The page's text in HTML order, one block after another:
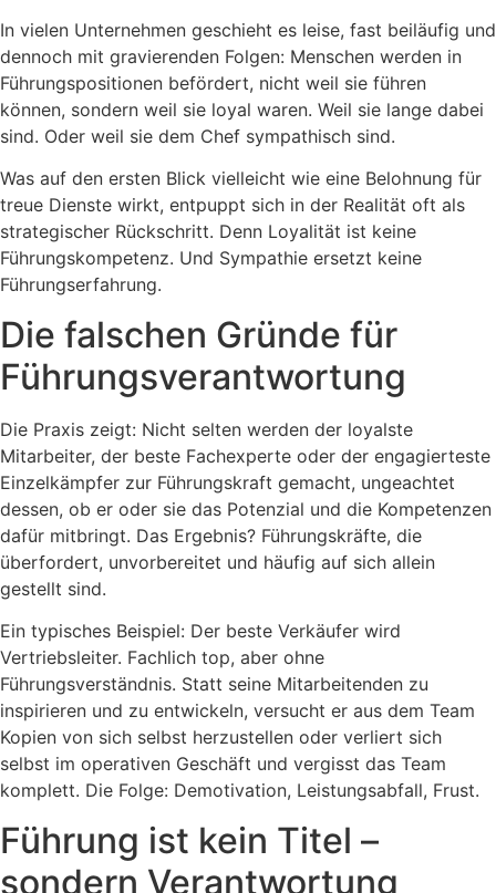
In vielen Unternehmen geschieht es leise, fast beiläufig und
dennoch mit gravierenden Folgen: Menschen werden in
Führungspositionen befördert, nicht weil sie führen
können, sondern weil sie loyal waren. Weil sie lange dabei
sind. Oder weil sie dem Chef sympathisch sind.
Was auf den ersten Blick vielleicht wie eine Belohnung für
treue Dienste wirkt, entpuppt sich in der Realität oft als
strategischer Rückschritt. Denn Loyalität ist keine
Führungskompetenz. Und Sympathie ersetzt keine
Führungserfahrung.
Die falschen Gründe für
Führungsverantwortung
Die Praxis zeigt: Nicht selten werden der loyalste
Mitarbeiter, der beste Fachexperte oder der engagierteste
Einzelkämpfer zur Führungskraft gemacht, ungeachtet
dessen, ob er oder sie das Potenzial und die Kompetenzen
dafür mitbringt. Das Ergebnis? Führungskräfte, die
überfordert, unvorbereitet und häufig auf sich allein
gestellt sind.
Ein typisches Beispiel: Der beste Verkäufer wird
Vertriebsleiter. Fachlich top, aber ohne
Führungsverständnis. Statt seine Mitarbeitenden zu
inspirieren und zu entwickeln, versucht er aus dem Team
Kopien von sich selbst herzustellen oder verliert sich
selbst im operativen Geschäft und vergisst das Team
komplett. Die Folge: Demotivation, Leistungsabfall, Frust.
Führung ist kein Titel –
sondern Verantwortung